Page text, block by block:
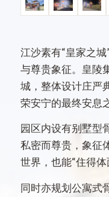
江沙素有“皇家之
与尊贵象征。皇陵
城，整体设计庄严
荣安宁的最终安息
园区内设有别墅型
私密而尊贵，象征
世界，也能“住得体
同时亦规划公寓式